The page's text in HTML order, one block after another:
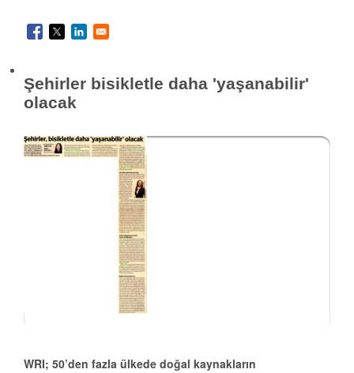
Şehirler bisikletle daha 'yaşanabilir'
olacak
WRI; 50’den fazla ülkede doğal kaynakların